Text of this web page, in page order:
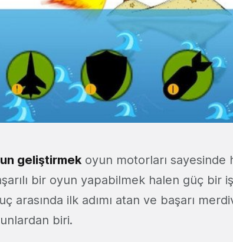
geliştirmek oyun motorları sayesinde
bir oyun yapabilmek halen güç bir
arasında ilk adımı atan ve başarı
biri.